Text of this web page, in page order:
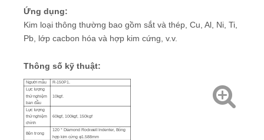
Ứng dụng:
Kim loại thông thường bao gồm sắt và thép, Cu, Al, Ni, Ti,
Pb, lớp cacbon hóa và hợp kim cứng, v.v.
Thông số kỹ thuật:
Người mẫu
R-150P1.
Lực lượng
thử nghiệm
ban đầu
10kgf.
Lực lượng
thử nghiệm
chính
60kgf, 100kgf, 150kgf
Bên trong
120 ° Diamond Rockwell Indenter, Bóng
hợp kim cứng φ1.588mm